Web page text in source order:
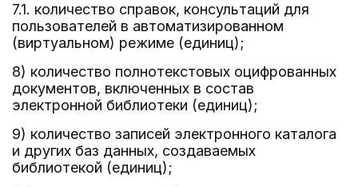
7.1. количество справок, консультаций для
пользователей в автоматизированном
(виртуальном) режиме (единиц);
8) количество полнотекстовых оцифрованных
документов, включенных в состав
электронной библиотеки (единиц);
9) количество записей электронного каталога
и других баз данных, создаваемых
библиотекой (единиц);